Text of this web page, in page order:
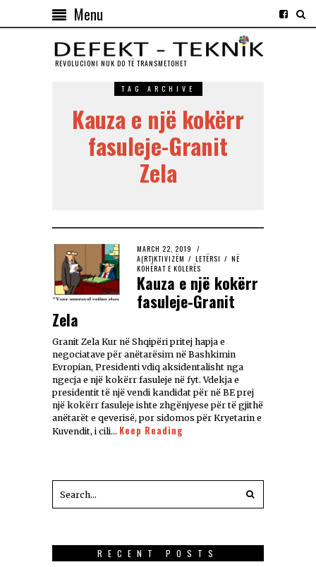
Menu
REVOLUCIONI NUK DO TЁ TRANSMETOHET
TAG ARCHIVE
Kauza e një kokërr
fasuleje-Granit
Zela
MARCH 22, 2019
A(RT)KTIVIZËM / LETËRSI / NË
KOHËRAT E KOLERËS
Kauza e një kokërr
fasuleje-Granit
Zela
Granit Zela Kur në Shqipëri pritej hapja e
negociatave për anëtarësim në Bashkimin
Evropian, Presidenti vdiq aksidentalisht nga
ngecja e një kokërr fasuleje në fyt. Vdekja e
presidentit të një vendi kandidat për në BE prej
një kokërr fasuleje ishte zhgënjyese për të gjithë
anëtarët e qeverisë, por sidomos për Kryetarin e
Kuvendit, i cili… Keep Reading
RECENT POSTS